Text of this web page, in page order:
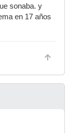
sonaba. y
en 17 años